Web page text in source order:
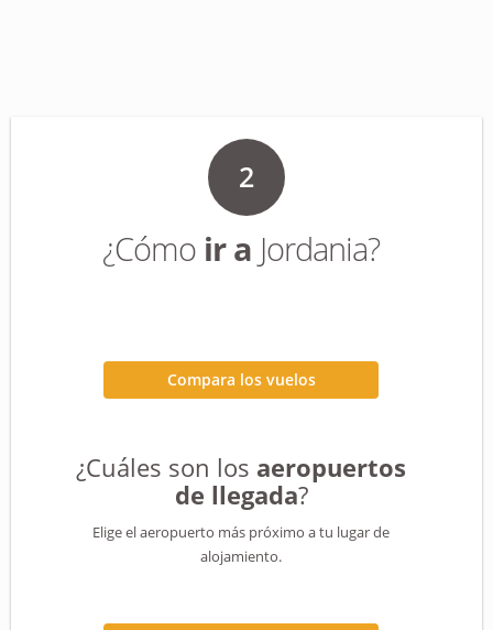
2
¿Cómo ir a Jordania?
Compara los vuelos
¿Cuáles son los aeropuertos
de llegada?
Elige el aeropuerto más próximo a tu lugar de
alojamiento.